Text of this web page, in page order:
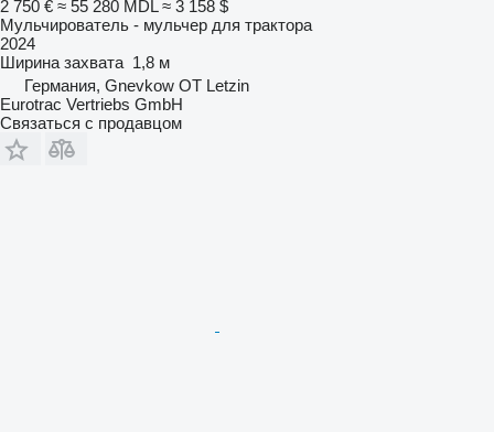
2 750 € ≈ 55 280 MDL ≈ 3 158 $
Мульчирователь - мульчер для трактора
2024
Ширина захвата 1,8 м
Германия, Gnevkow OT Letzin
Eurotrac Vertriebs GmbH
Связаться с продавцом